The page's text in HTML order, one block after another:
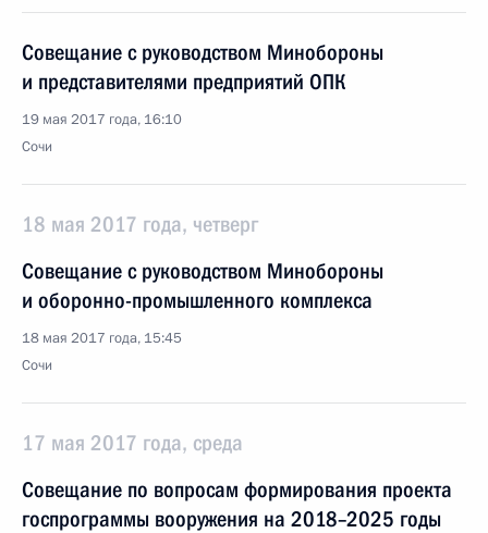
Совещание с руководством Минобороны
и представителями предприятий ОПК
19 мая 2017 года, 16:10
Сочи
18 мая 2017 года, четверг
Совещание с руководством Минобороны
и оборонно-промышленного комплекса
18 мая 2017 года, 15:45
Сочи
17 мая 2017 года, среда
Совещание по вопросам формирования проекта
госпрограммы вооружения на 2018–2025 годы